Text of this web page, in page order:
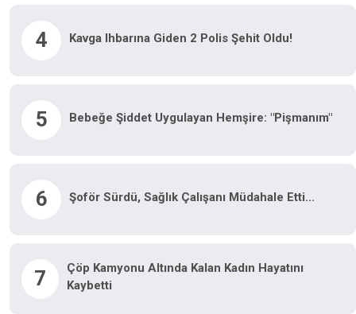
4 Kavga Ihbarına Giden 2 Polis Şehit Oldu!
5 Bebeğe Şiddet Uygulayan Hemşire: "Pişmanım"
6 Şoför Sürdü, Sağlık Çalışanı Müdahale Etti...
7
Çöp Kamyonu Altında Kalan Kadın Hayatını
Kaybetti